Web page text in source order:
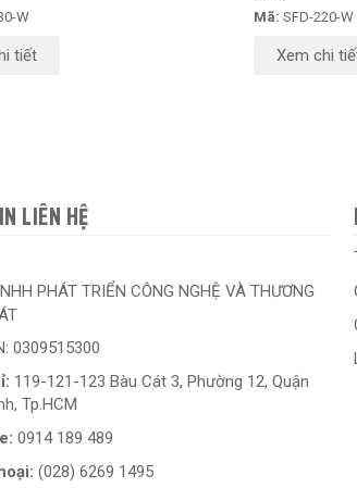
W
tiết
Mã: SFD-220-W
Xem chi
LIÊN HỆ
PHÁT TRIỂN CÔNG NGHỆ VÀ THƯƠNG
0309515300
119-121-123 Bàu Cát 3, Phường 12, Quận
Tp.HCM
0914 189 489
(028) 6269 1495